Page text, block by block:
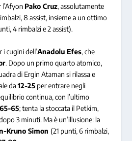
l’Afyon Pako Cruz, assolutamente
8 assist, insieme a un ottimo
4 rimbalzi e 2 assist).
i cugini dell’Anadolu Efes, che
. Dopo un primo quarto atomico,
di Ergin Ataman si rilassa e
da12-25 per entrare negli
continua, con l’ultimo
65-65; tenta la stoccata il Petkim,
3 minuti. Ma è un’illusione: la
Kruno Simon(21 punti, 6 rimbalzi,